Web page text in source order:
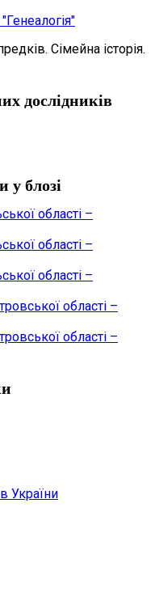
Сімейна історія.
дослідників
у блозі
області –
області –
області –
області –
області –
України